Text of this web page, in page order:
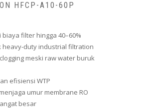
HFCP-A10-60P
filter hingga 40–60%
heavy-duty industrial filtration
meski raw water buruk
efisiensi WTP
umur membrane RO
besar